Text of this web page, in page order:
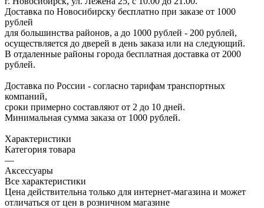
Доставка по Новосибирску бесплатно при заказе от 1000
рублей
для большинства районов, а до 1000 рублей - 200 рублей,
осуществляется до дверей в день заказа или на следующий.
В отдаленные районы города бесплатная доставка от 2000
рублей.
Доставка по России - согласно тарифам транспортных
компаний,
сроки примерно составляют от 2 до 10 дней.
Минимальная сумма заказа от 1000 рублей.
Характеристики
Категория товара
—
Аксессуары
Все характеристики
Цена действительна только для интернет-магазина и может
отличаться от цен в розничном магазине